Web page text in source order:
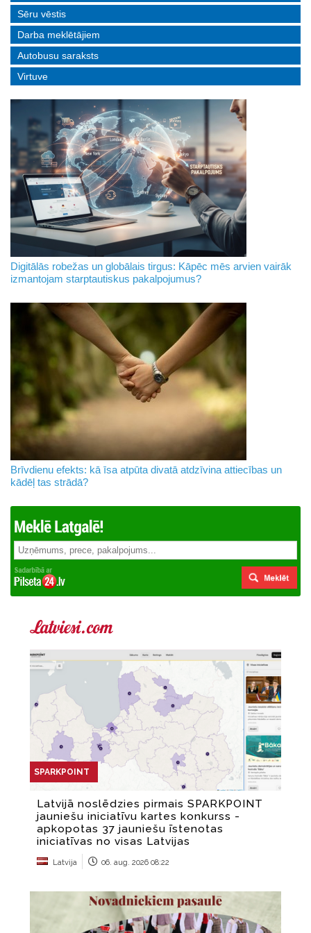
Sēru vēstis
Darba meklētājiem
Autobusu saraksts
Virtuve
Digitālās robežas un globālais tirgus: Kāpēc mēs arvien vairāk
izmantojam starptautiskus pakalpojumus?
Brīvdienu efekts: kā īsa atpūta divatā atdzīvina attiecības un
kādēļ tas strādā?